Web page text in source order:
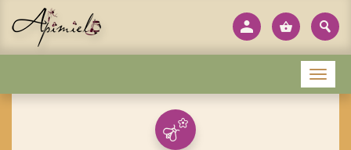
Menu
Panneau de gestion des cookies